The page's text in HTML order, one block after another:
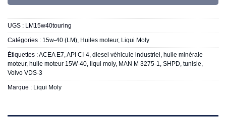
UGS : LM15w40touring
Catégories : 15w-40 (LM) Huiles moteur, Liqui Moly
Étiquettes :ACEA E7 API CI-4 diesel véhicule industriel
huile minérale
moteur, huile moteur 15W-40 liqui moly, MAN M 3275-1 SHPD tunisie
Volvo VDS-3
Marque : Liqui Moly